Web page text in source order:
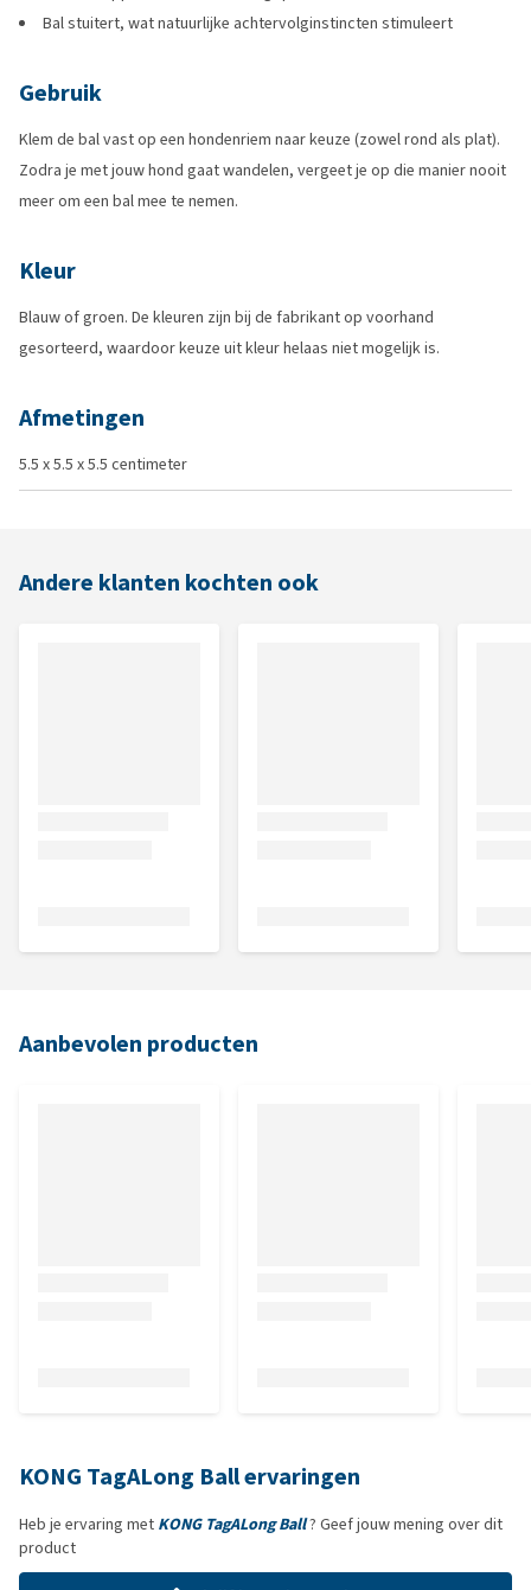
Bal stuitert, wat natuurlijke achtervolginstincten stimuleert
Gebruik
Klem de bal vast op een hondenriem naar keuze (zowel rond als plat).
Zodra je met jouw hond gaat wandelen, vergeet je op die manier nooit
meer om een bal mee te nemen.
Kleur
Blauw of groen. De kleuren zijn bij de fabrikant op voorhand
gesorteerd, waardoor keuze uit kleur helaas niet mogelijk is.
Afmetingen
5.5 x 5.5 x 5.5 centimeter
Andere klanten kochten ook
Aanbevolen producten
KONG TagALong Ball ervaringen
Heb je ervaring met KONG TagALong Ball? Geef jouw mening over dit
product